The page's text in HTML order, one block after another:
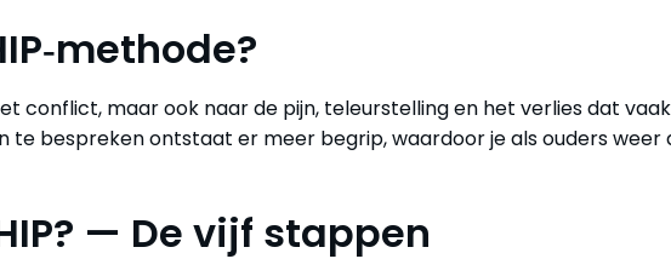
conflict, maar ook naar de pijn, teleurstelling en het verlies dat
te bespreken ontstaat er meer begrip, waardoor je als ouders weer
— De vijf stappen